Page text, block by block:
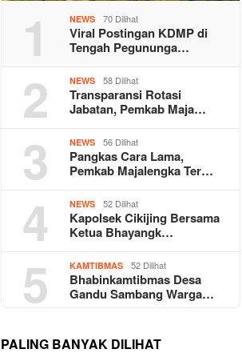
1 NEWS 70 Dilihat
Viral Postingan KDMP di
Tengah Pegununga…
2 NEWS 58 Dilihat
Transparansi Rotasi
Jabatan, Pemkab Maja…
3 NEWS 56 Dilihat
Pangkas Cara Lama,
Pemkab Majalengka Ter…
4 NEWS 52 Dilihat
Kapolsek Cikijing Bersama
Ketua Bhayangk…
5 KAMTIBMAS 52 Dilihat
Bhabinkamtibmas Desa
Gandu Sambang Warga…
PALING BANYAK DILIHAT